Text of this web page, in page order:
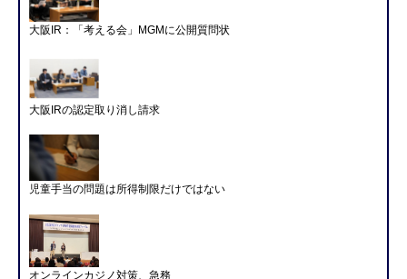
大阪IR：「考える会」MGMに公開質問状
大阪IRの認定取り消し請求
児童手当の問題は所得制限だけではない
オンラインカジノ対策、急務